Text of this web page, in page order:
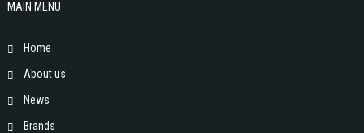
MAIN MENU
Home
About us
News
Brands